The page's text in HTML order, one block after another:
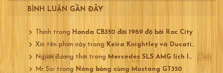
BÌNH LUẬN GẦN ĐÂY
Thinh trong
Honda CB350 đời 1969 độ bởi Roc City
Xin tên phim này trong Keira Knightley và Ducati 750
Người đương thời trong Mercedes SLS AMG lịch lãm
Mr Soi trong Nóng bỏng cùng Mustang GT350